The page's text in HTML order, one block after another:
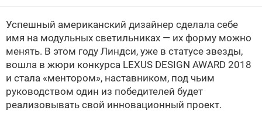
Успешный американский дизайнер сделала себе
имя на модульных светильниках — их форму можно
менять. В этом году Линдси, уже в статусе звезды,
вошла в жюри конкурса LEXUS DESIGN AWARD 2018
и стала «ментором», наставником, под чьим
руководством один из победителей будет
реализовывать свой инновационный проект.